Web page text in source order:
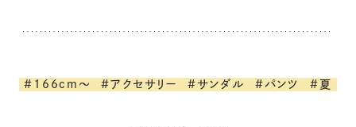
#166cm～ #アクセサリー #サンダル #パンツ #夏